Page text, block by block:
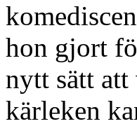
hon gjort
nytt sätt att
kärleken